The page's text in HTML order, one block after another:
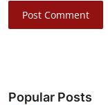
Post Comment
Popular Posts